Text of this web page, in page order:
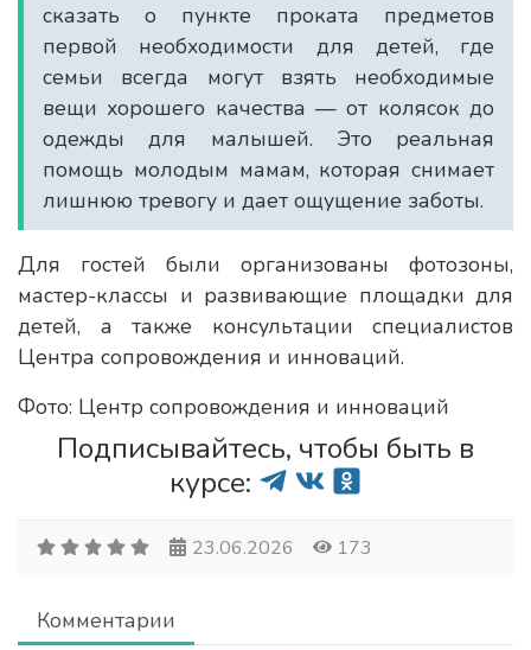
сказать о пункте проката предметов
первой необходимости для детей, где
семьи всегда могут взять необходимые
вещи хорошего качества — от колясок до
одежды для малышей. Это реальная
помощь молодым мамам, которая снимает
лишнюю тревогу и дает ощущение заботы.
Для гостей были организованы фотозоны,
мастер-классы и развивающие площадки для
детей, а также консультации специалистов
Центра сопровождения и инноваций.
Фото: Центр сопровождения и инноваций
Подписывайтесь, чтобы быть в
курсе:
23.06.2026 173
Комментарии